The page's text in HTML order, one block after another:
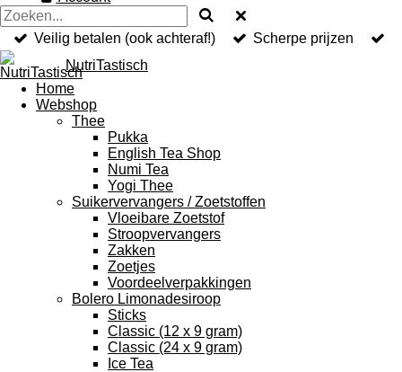
Veilig betalen (ook achteraf!)
Scherpe prijzen
NutriTastisch
Home
Webshop
Thee
Pukka
English Tea Shop
Numi Tea
Yogi Thee
Suikervervangers / Zoetstoffen
Vloeibare Zoetstof
Stroopvervangers
Zakken
Zoetjes
Voordeelverpakkingen
Bolero Limonadesiroop
Sticks
Classic (12 x 9 gram)
Classic (24 x 9 gram)
Ice Tea